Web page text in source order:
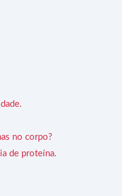
no corpo?
de proteína.